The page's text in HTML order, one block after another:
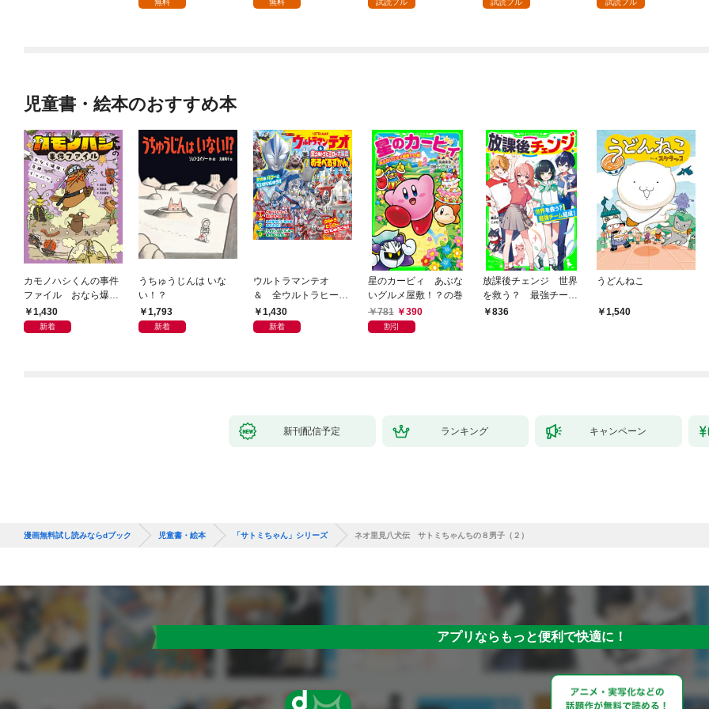
児童書・絵本のおすすめ本
カモノハシくんの事件
ファイル おなら爆
弾！ 危機イッパツ編
1,430
新着
うちゅうじんは いな
い！？
1,793
新着
ウルトラマンテオ
＆ 全ウルトラヒーロ
ー大集合 あそべるず
かん
1,430
新着
星のカービィ あぶな
いグルメ屋敷！？の巻
781
390
割引
放課後チェンジ 世界
を救う？ 最強チーム
結成！
836
うどんねこ
1,540
新刊配信予定 ランキング キャンペーン
漫画無料試し読みならdブック 児童書・絵本 「サトミちゃん」シリーズ ネオ里見八犬伝 サトミちゃんちの８男子（２）
アプリならもっと便利で快適に！